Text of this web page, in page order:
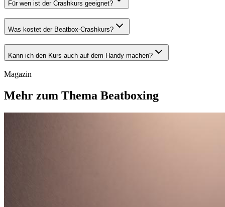
Für wen ist der Crashkurs geeignet?
Was kostet der Beatbox-Crashkurs?
Kann ich den Kurs auch auf dem Handy machen?
Magazin
Mehr zum Thema Beatboxing